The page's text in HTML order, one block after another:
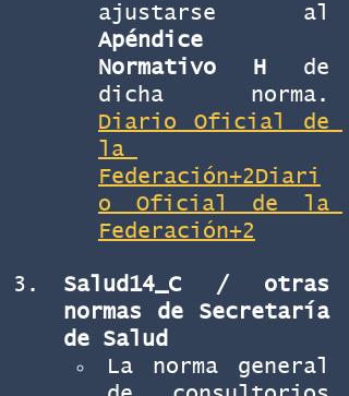
Apéndice
Normativo H
de
Diario Oficial de
la
Federación+2Diari
o Oficial de la
Federación+2
Salud14_C / otras
normas de Secretaría
de Salud
La norma general